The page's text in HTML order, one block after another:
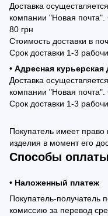
Доставка
компании "Новая почта".
80 грн
Стоимость доставки в
Срок доставки 1-3
• Адресная
Доставка
компании "Новая почта".
Срок доставки 1-3
Покупатель имеет
изделия в момент его
Способы
• Наложенный платеж
Покупатель-получатель
комиссию за перевод